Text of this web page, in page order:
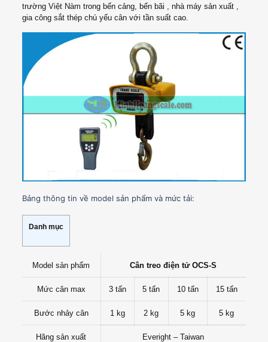
trường Việt Nàm trong bến cảng, bến bãi , nhà máy sản xuất ,
gia công sắt thép chú yếu cân với tần suất cao.
Bảng thông tin về model sản phẩm và mức tải:
Danh mục
Model sản phẩm Cân treo điện tử OCS-S
Mức cân max 3 tấn 5 tấn 10 tấn 15 tấn
Bước nhảy cân 1 kg 2 kg 5 kg 5 kg
Hãng sản xuất Everight – Taiwan